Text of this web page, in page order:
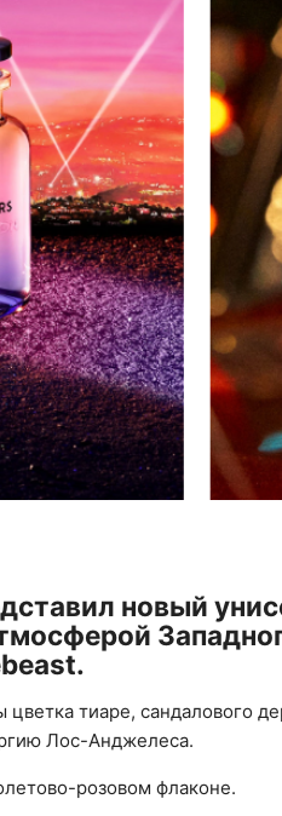
новый
цветка тиаре, сандалового
Лос-Анджелеса.
розовом флаконе.